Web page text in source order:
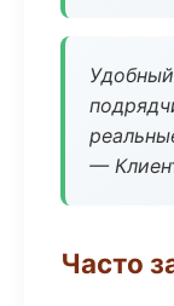
—
Часто